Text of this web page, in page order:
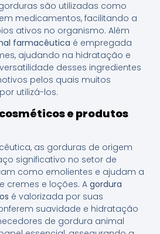
são utilizadas como
medicamentos, facilitando a
ativos no organismo. Além
farmacêutica é empregada
ajudando na hidratação e
desses ingredientes
pelos quais muitos
utilizá-los.
e produtos
as gorduras de origem
significativo no setor de
como emolientes e ajudam a
cremes e loções. A gordura
é valorizada por suas
suavidade e hidratação
de gordura animal